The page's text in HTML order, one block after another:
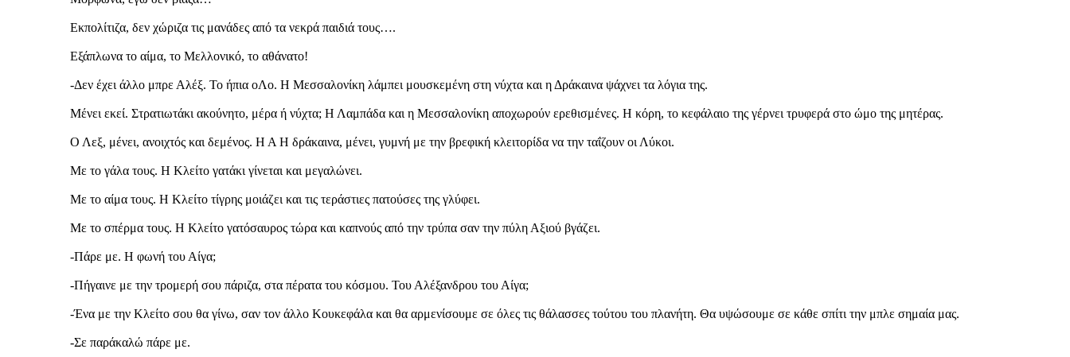
Εκπολίτιζα, δεν χώριζα τις μανάδες από τα νεκρά παιδιά τους….
Εξάπλωνα το αίμα, το Μελλονικό, το αθάνατο!
-Δεν έχει άλλο μπρε Αλέξ. Το ήπια οΛο. Η Μεσσαλονίκη λάμπει μουσκεμένη στη νύχτα και η Δράκαινα ψάχνει τα λόγια της.
Μένει εκεί. Στρατιωτάκι ακούνητο, μέρα ή νύχτα; Η Λαμπάδα και η Μεσσαλονίκη αποχωρούν ερεθισμένες. Η κόρη, το κεφάλαιο της γέρνει τρυφερά στο ώμο της μητέρας.
Ο Λεξ, μένει, ανοιχτός και δεμένος. Η Α Η δράκαινα, μένει, γυμνή με την βρεφική κλειτορίδα να την ταΐζουν οι Λύκοι.
Με το γάλα τους. Η Κλείτο γατάκι γίνεται και μεγαλώνει.
Με το αίμα τους. Η Κλείτο τίγρης μοιάζει και τις τεράστιες πατούσες της γλύφει.
Με το σπέρμα τους. Η Κλείτο γατόσαυρος τώρα και καπνούς από την τρύπα σαν την πύλη Αξιού βγάζει.
-Πάρε με. Η φωνή του Αίγα;
-Πήγαινε με την τρομερή σου πάριζα, στα πέρατα του κόσμου. Του Αλέξανδρου του Αίγα;
-Ένα με την Κλείτο σου θα γίνω, σαν τον άλλο Κουκεφάλα και θα αρμενίσουμε σε όλες τις θάλασσες τούτου του πλανήτη. Θα υψώσουμε σε κάθε σπίτι την μπλε σημαία μας.
-Σε παράκαλώ πάρε με.